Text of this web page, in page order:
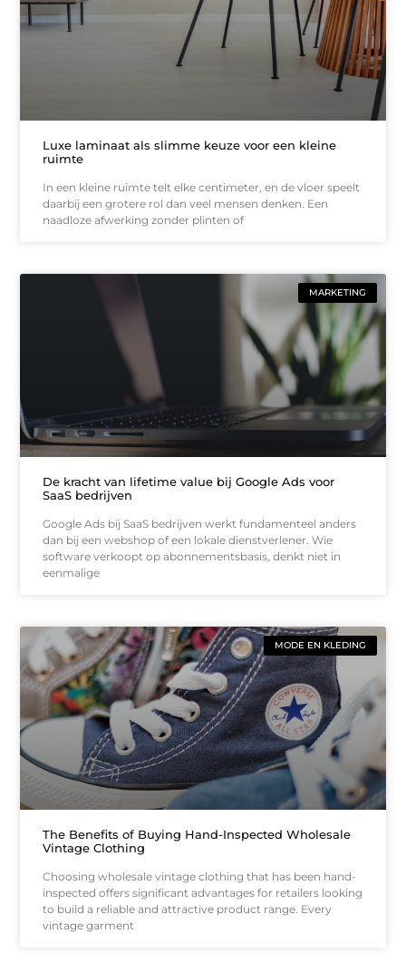
Luxe laminaat als slimme keuze voor een kleine
ruimte
In een kleine ruimte telt elke centimeter, en de vloer speelt
daarbij een grotere rol dan veel mensen denken. Een
naadloze afwerking zonder plinten of
MARKETING
De kracht van lifetime value bij Google Ads voor
SaaS bedrijven
Google Ads bij SaaS bedrijven werkt fundamenteel anders
dan bij een webshop of een lokale dienstverlener. Wie
software verkoopt op abonnementsbasis, denkt niet in
eenmalige
MODE EN KLEDING
The Benefits of Buying Hand-Inspected Wholesale
Vintage Clothing
Choosing wholesale vintage clothing that has been hand-
inspected offers significant advantages for retailers looking
to build a reliable and attractive product range. Every
vintage garment